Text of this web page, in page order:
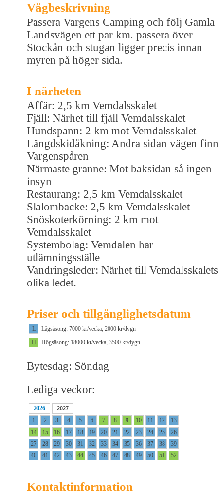
Vägbeskrivning
Passera Vargens Camping och följ Gamla
Landsvägen ett par km. passera över
Stockån och stugan ligger precis innan
myren på höger sida.
I närheten
Affär: 2,5 km Vemdalsskalet
Fjäll: Närhet till fjäll Vemdalsskalet
Hundspann: 2 km mot Vemdalsskalet
Längdskidåkning: Andra sidan vägen
Vargenspåren
Närmaste granne: Mot baksidan så ingen
insyn
Restaurang: 2,5 km Vemdalsskalet
Slalombacke: 2,5 km Vemdalsskalet
Snöskoterkörning: 2 km mot
Vemdalsskalet
Systembolag: Vemdalen har
utlämningsställe
Vandringsleder: Närhet till Vemdalsskalets
olika ledet.
Priser och tillgänglighetsdatum
L
Lågsäsong: 7000 kr/vecka, 2000 kr/dygn
H
Högsäsong: 18000 kr/vecka, 3500 kr/dygn
Bytesdag: Söndag
Lediga veckor:
2026 2027
1 2 3 4 5 6 7 8 9 10 11 12
13
14
15 16 17 18 19 20 21 22 23 24 25
26
27
28 29 30 31 32 33 34 35 36 37 38
39
40
41 42 43 44 45 46 47 48 49 50 51 52
Kontaktinformation